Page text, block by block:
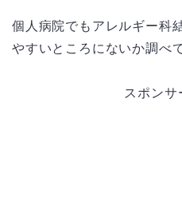
個人病院でもアレルギー科
やすいところにないか調べ
スポンサ